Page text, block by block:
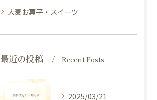
大麦お菓子・スイーツ
最近の投稿 Recent Posts
2025/03/21